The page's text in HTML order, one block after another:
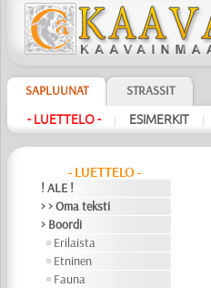
SAPLUUNAT STRASSIT
- LUETTELO - | ESIMERKIT |
- LUETTELO -
! ALE !
> > Oma teksti
> Boordi
Erilaista
Etninen
Fauna